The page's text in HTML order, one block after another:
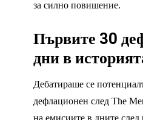
за силно повишение.
Първите 30
дни в
Дебатираше се
дефлационен след The
на емисиите в дните